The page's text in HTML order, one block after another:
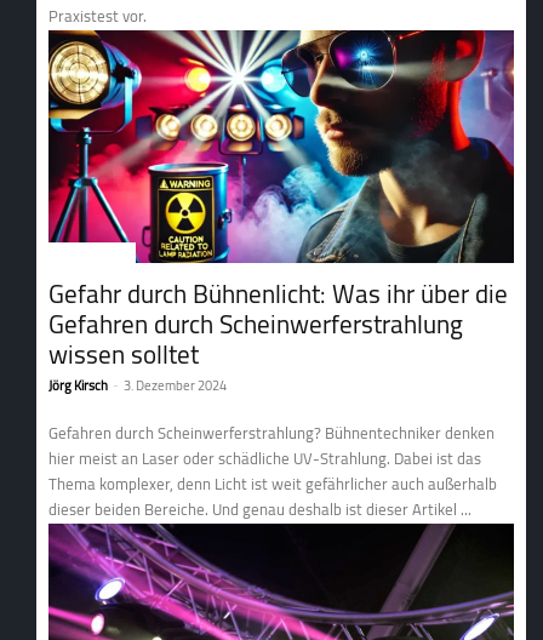
Praxistest vor.
Gefahr durch Bühnenlicht: Was ihr über die
Gefahren durch Scheinwerfer­strahlung
wissen solltet
Jörg Kirsch - 3. Dezember 2024
Gefahren durch Scheinwerferstrahlung? Bühnentechniker denken
hier meist an Laser oder schädliche UV-Strahlung. Dabei ist das
Thema komplexer, denn Licht ist weit gefährlicher auch außerhalb
dieser beiden Bereiche. Und genau deshalb ist dieser Artikel ...